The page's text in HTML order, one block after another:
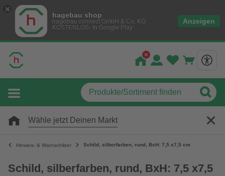
hagebau shop
hagebau connect GmbH & Co. KG
KOSTENLOS- In Google Play
Anzeigen
Wähle jetzt Deinen Markt
Hinweis- & Warnschilder Schild, silberfarben, rund, BxH: 7,5 x7,5 cm
Schild, silberfarben, rund, BxH: 7,5 x7,5